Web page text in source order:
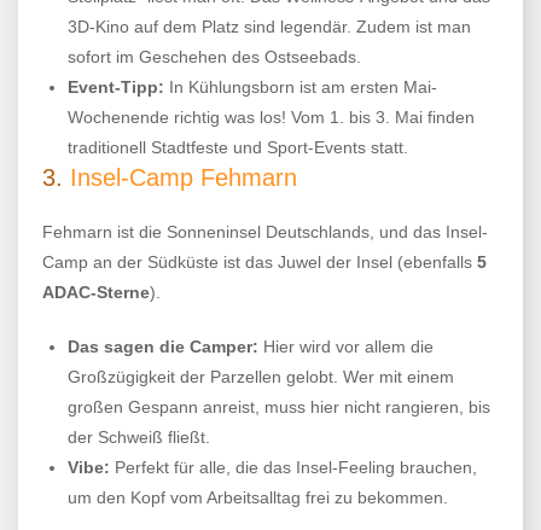
3D-Kino auf dem Platz sind legendär. Zudem ist man
sofort im Geschehen des Ostseebads.
Event-Tipp: In Kühlungsborn ist am ersten Mai-
Wochenende richtig was los! Vom 1. bis 3. Mai finden
traditionell Stadtfeste und Sport-Events statt.
3. Insel-Camp Fehmarn
Fehmarn ist die Sonneninsel Deutschlands, und das Insel-
Camp an der Südküste ist das Juwel der Insel (ebenfalls 5
ADAC-Sterne).
Das sagen die Camper: Hier wird vor allem die
Großzügigkeit der Parzellen gelobt. Wer mit einem
großen Gespann anreist, muss hier nicht rangieren, bis
der Schweiß fließt.
Vibe: Perfekt für alle, die das Insel-Feeling brauchen,
um den Kopf vom Arbeitsalltag frei zu bekommen.